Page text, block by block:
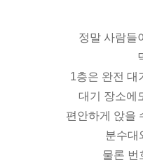
정말 사람들
1층은 완전 대
대기 장소에
편안하게 앉을
분수대
물론 번